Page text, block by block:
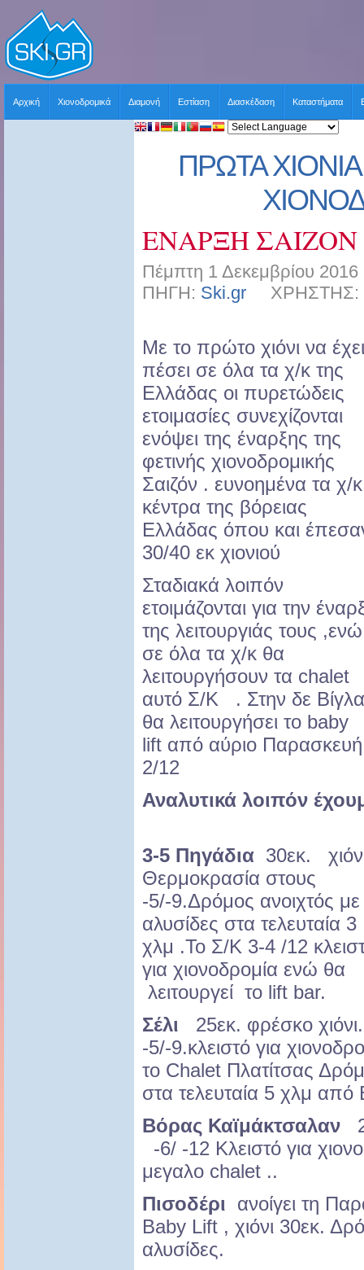
Αρχική Χιονοδρομικά Διαμονή Εστίαση Διασκέδαση Καταστήματα
ΠΡΩΤΑ
ΕΝΑΡΞΗ ΣΑΙΖΟΝ
Πέμπτη 1 Δεκεμβρίου
ΠΗΓΗ: Ski.gr ΧΡΗΣΤΗΣ:
Με το πρώτο χιόνι να έχει
πέσει σε όλα τα χ/κ της
Ελλάδας οι πυρετώδεις
ετοιμασίες συνεχίζονται
ενόψει της έναρξης της
φετινής χιονοδρομικής
Σαιζόν . ευνοημένα τα χ/κ
κέντρα της βόρειας
Ελλάδας όπου και
30/40 εκ χιονιού
Σταδιακά λοιπόν
ετοιμάζονται για την
της λειτουργιάς τους ,ενώ
σε όλα τα χ/κ θα
λειτουργήσουν τα chalet
αυτό Σ/Κ . Στην δε Βίγλα
θα λειτουργήσει το baby
lift από αύριο Παρασκευή
2/12
Αναλυτικά λοιπόν
3-5 Πηγάδια 30εκ.
Θερμοκρασία στους
-5/-9.Δρόμος ανοιχτός με
αλυσίδες στα τελευταία 3
χλμ .Το Σ/Κ 3-4 /12
για χιονοδρομία ενώ θα
λειτουργεί το lift bar.
Σέλι
25εκ. φρέσκο
-5/-9.κλειστό για
το Chalet Πλατίτσας
στα τελευταία 5 χλμ
Βόρας Καϊμάκτσαλαν
-6/ -12 Κλειστό για
μεγαλο chalet ..
Πισοδέρι ανοίγει τη
Baby Lift , χιόνι 30εκ.
αλυσίδες.